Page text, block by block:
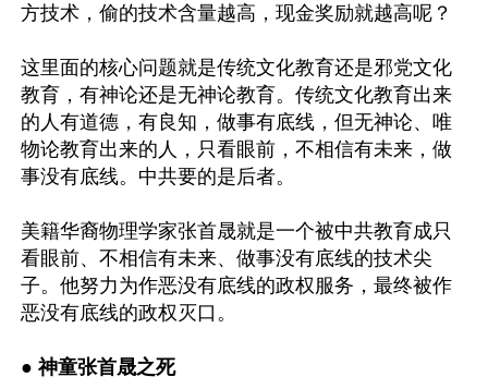
方技术，偷的技术含量越高，现金奖励就越高呢？
这里面的核心问题就是传统文化教育还是邪党文化
教育，有神论还是无神论教育。传统文化教育出来
的人有道德，有良知，做事有底线，但无神论、唯
物论教育出来的人，只看眼前，不相信有未来，做
事没有底线。中共要的是后者。
美籍华裔物理学家张首晟就是一个被中共教育成只
看眼前、不相信有未来、做事没有底线的技术尖
子。他努力为作恶没有底线的政权服务，最终被作
恶没有底线的政权灭口。
● 神童张首晟之死